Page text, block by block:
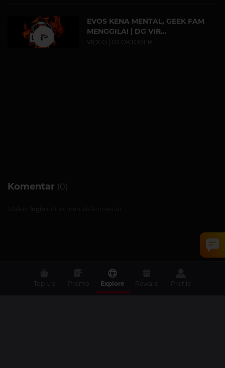
Top Up Promo Explore Reward Profile
EVOS KENA MENTAL, GEEK FAM
MENGGILA! | DG VIR...
VIDEO | 03 OKTOBER
Komentar (0)